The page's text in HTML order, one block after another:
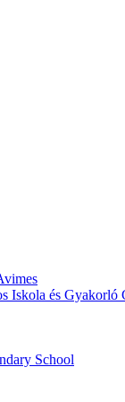
Iskola és Gyakorló
School